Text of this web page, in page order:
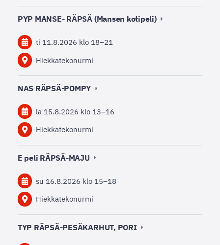
PYP MANSE- RÄPSÄ (Mansen kotipeli)
ti 11.8.2026 klo 18–21
Hiekkatekonurmi
NAS RÄPSÄ-POMPY
la 15.8.2026 klo 13–16
Hiekkatekonurmi
E peli RÄPSÄ-MAJU
su 16.8.2026 klo 15–18
Hiekkatekonurmi
TYP RÄPSÄ-PESÄKARHUT, PORI